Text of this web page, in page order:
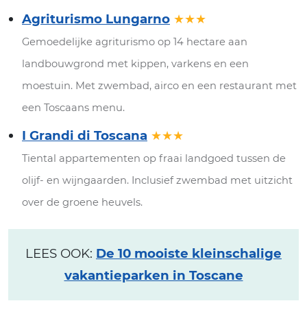
Agriturismo Lungarno ★★★
Gemoedelijke agriturismo op 14 hectare aan
landbouwgrond met kippen, varkens en een
moestuin. Met zwembad, airco en een restaurant met
een Toscaans menu.
I Grandi di Toscana ★★★
Tiental appartementen op fraai landgoed tussen de
olijf- en wijngaarden. Inclusief zwembad met uitzicht
over de groene heuvels.
LEES OOK: De 10 mooiste kleinschalige
vakantieparken in Toscane